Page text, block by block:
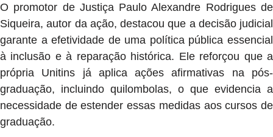
O promotor de Justiça Paulo Alexandre Rodrigues de
Siqueira, autor da ação, destacou que a decisão judicial
garante a efetividade de uma política pública essencial
à inclusão e à reparação histórica. Ele reforçou que a
própria Unitins já aplica ações afirmativas na pós-
graduação, incluindo quilombolas, o que evidencia a
necessidade de estender essas medidas aos cursos de
graduação.